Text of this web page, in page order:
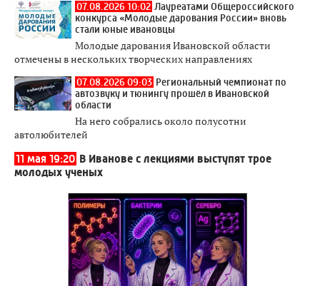
07.08.2026 10:02 Лауреатами Общероссийского
конкурса «Молодые дарования России» вновь
стали юные ивановцы
Молодые дарования Ивановской области
отмечены в нескольких творческих направлениях
07.08.2026 09:03 Региональный чемпионат по
автозвуку и тюнингу прошёл в Ивановской
области
На него собрались около полусотни
автолюбителей
11 мая 19:20 В Иванове с лекциями выступят трое
молодых ученых